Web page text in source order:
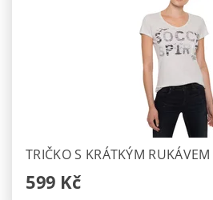
TRIČKO S KRÁTKÝM RUKÁVEM
599 Kč